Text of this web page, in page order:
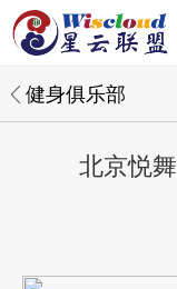
健身俱乐部
北京悦